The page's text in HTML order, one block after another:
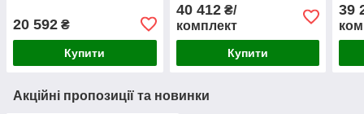
20 592 ₴
Купити
40 412₴/
комплект
Купити
39
Акційні пропозиції та новинки